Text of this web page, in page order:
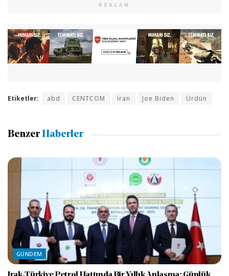
REKLAM
Etiketler: abd CENTCOM İran Joe Biden Ürdün
Benzer Haberler
GÜNDEM